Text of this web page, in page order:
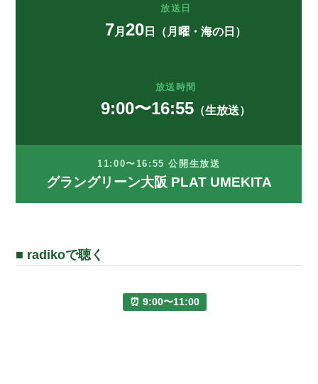
放送日
7月20 日（月曜・海の日）
放送時間
9:00〜16:55 （生放送）
11:00〜16:55 公開生放送
グラングリーン大阪 PLAT UMEKITA
■ radikoで聴く
⏰ 9:00〜11:00